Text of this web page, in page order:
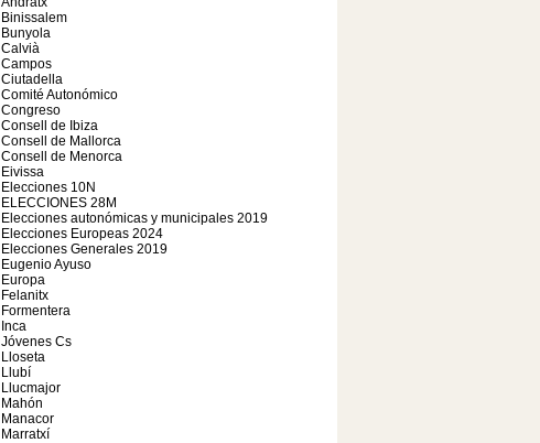
Binissalem
Bunyola
Calvià
Campos
Ciutadella
Comité Autonómico
Congreso
Consell de Ibiza
Consell de Mallorca
Consell de Menorca
Eivissa
Elecciones 10N
ELECCIONES 28M
Elecciones autonómicas y municipales 2019
Elecciones Europeas 2024
Elecciones Generales 2019
Eugenio Ayuso
Europa
Felanitx
Formentera
Inca
Jóvenes Cs
Lloseta
Llubí
Llucmajor
Mahón
Manacor
Marratxí